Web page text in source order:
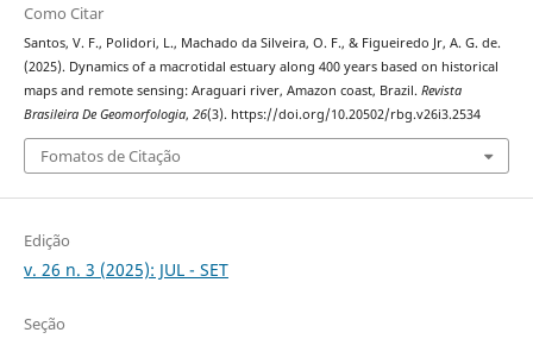
Como Citar
Santos, V. F., Polidori, L., Machado da Silveira, O. F., & Figueiredo Jr, A. G. de.
(2025). Dynamics of a macrotidal estuary along 400 years based on historical
maps and remote sensing: Araguari river, Amazon coast, Brazil. Revista
Brasileira De Geomorfologia, 26(3). https://doi.org/10.20502/rbg.v26i3.2534
Fomatos de Citação
Edição
v. 26 n. 3 (2025): JUL - SET
Seção